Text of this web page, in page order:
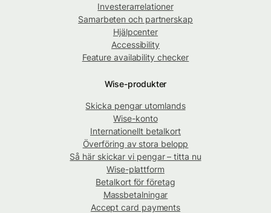
Investerarrelationer
Samarbeten och partnerskap
Hjälpcenter
Accessibility
Feature availability checker
Wise-produkter
Skicka pengar utomlands
Wise-konto
Internationellt betalkort
Överföring av stora belopp
Så här skickar vi pengar – titta nu
Wise-plattform
Betalkort för företag
Massbetalningar
Accept card payments